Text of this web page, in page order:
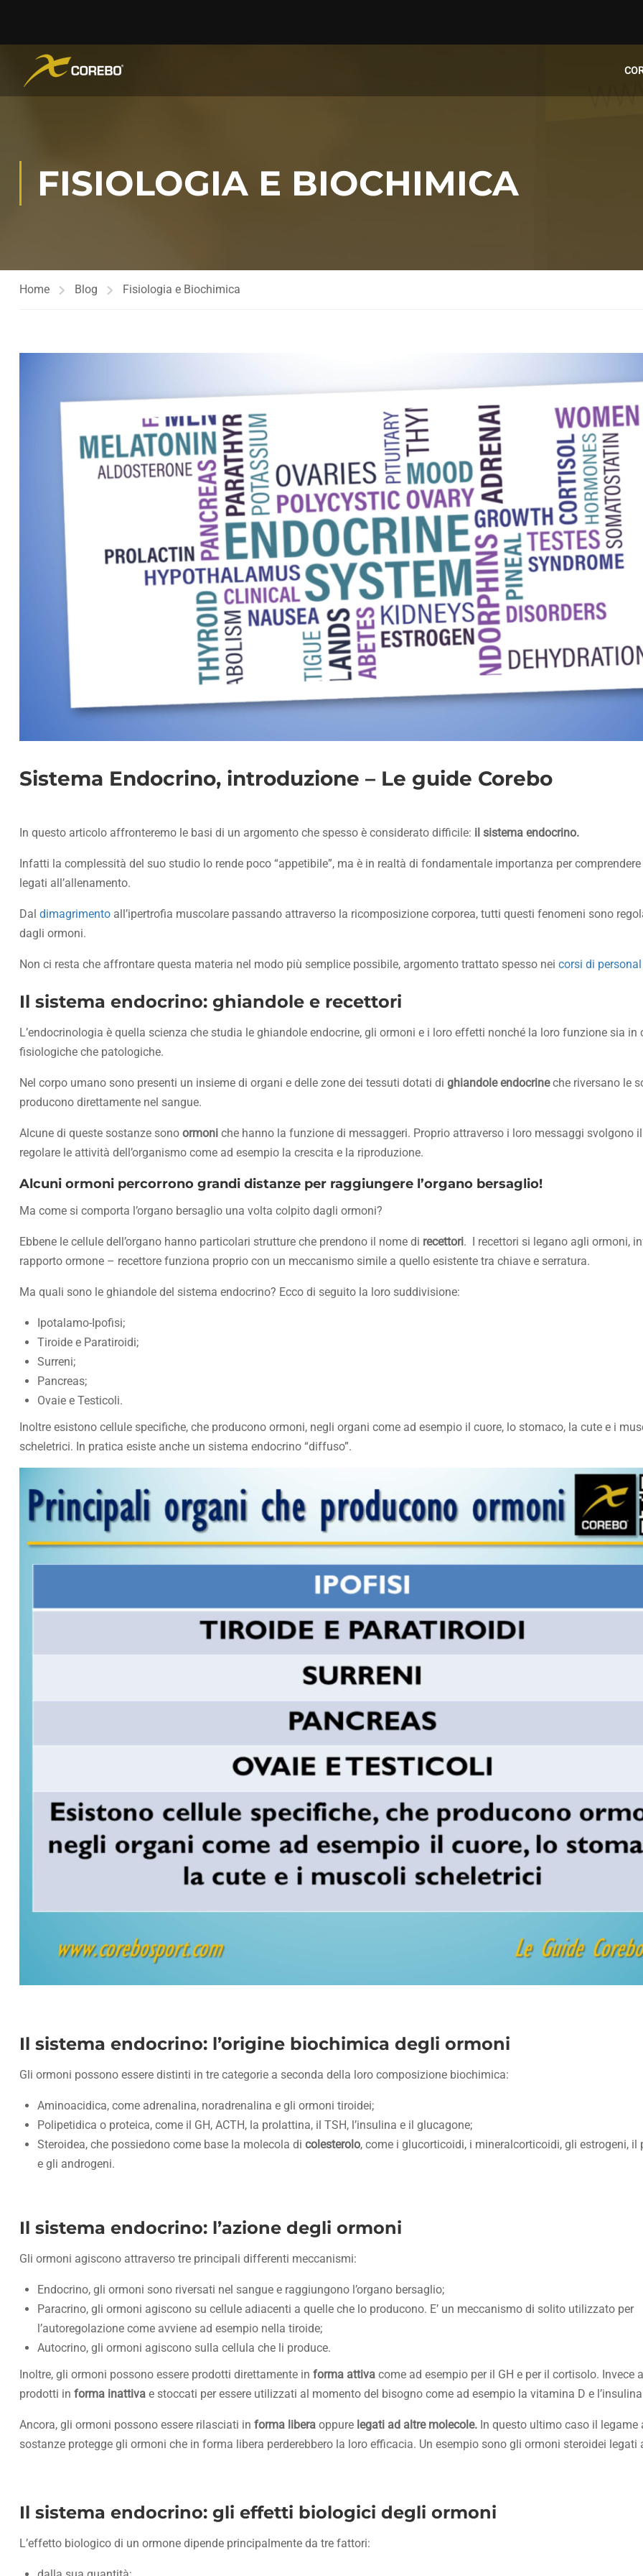
FISIOLOGIA E BIOCHIMICA
Home Blog Fisiologia e Biochimica
Sistema Endocrino, introduzione – Le guide Corebo
In questo articolo affronteremo le basi di un argomento che spesso è considerato difficile: il sistema endocrino.
Infatti la complessità del suo studio lo rende poco “appetibile”, ma è in realtà di fondamentale importanza per
legati all’allenamento.
Dal dimagrimento all’ipertrofia muscolare passando attraverso la ricomposizione corporea, tutti questi fenomeni sono
dagli ormoni.
Non ci resta che affrontare questa materia nel modo più semplice possibile, argomento trattato spesso nei corsi di
Il sistema endocrino: ghiandole e recettori
L’endocrinologia è quella scienza che studia le ghiandole endocrine, gli ormoni e i loro effetti nonché la loro funzione sia in
fisiologiche che patologiche.
Nel corpo umano sono presenti un insieme di organi e delle zone dei tessuti dotati di ghiandole endocrineche riversano le
producono direttamente nel sangue.
Alcune di queste sostanze sono ormoni che hanno la funzione di messaggeri. Proprio attraverso i loro messaggi svolgono
regolare le attività dell’organismo come ad esempio la crescita e la riproduzione.
Alcuni ormoni percorrono grandi distanze per raggiungere l’organo bersaglio!
Ma come si comporta l’organo bersaglio una volta colpito dagli ormoni?
Ebbene le cellule dell’organo hanno particolari strutture che prendono il nome di recettori. I recettori si legano agli ormoni,
rapporto ormone – recettore funziona proprio con un meccanismo simile a quello esistente tra chiave e serratura.
Ma quali sono le ghiandole del sistema endocrino? Ecco di seguito la loro suddivisione:
Ipotalamo-Ipofisi;
Tiroide e Paratiroidi;
Surreni;
Pancreas;
Ovaie e Testicoli.
Inoltre esistono cellule specifiche, che producono ormoni, negli organi come ad esempio il cuore, lo stomaco, la cute e i
scheletrici. In pratica esiste anche un sistema endocrino “diffuso”.
Il sistema endocrino: l’origine biochimica degli ormoni
Gli ormoni possono essere distinti in tre categorie a seconda della loro composizione biochimica:
Aminoacidica, come adrenalina, noradrenalina e gli ormoni tiroidei;
Polipetidica o proteica, come il GH, ACTH, la prolattina, il TSH, l’insulina e il glucagone;
Steroidea, che possiedono come base la molecola di colesterolo, come i glucorticoidi, i mineralcorticoidi, gli estrogeni, il
e gli androgeni.
Il sistema endocrino: l’azione degli ormoni
Gli ormoni agiscono attraverso tre principali differenti meccanismi:
Endocrino, gli ormoni sono riversati nel sangue e raggiungono l’organo bersaglio;
Paracrino, gli ormoni agiscono su cellule adiacenti a quelle che lo producono. E’ un meccanismo di solito utilizzato per
l’autoregolazione come avviene ad esempio nella tiroide;
Autocrino, gli ormoni agiscono sulla cellula che li produce.
Inoltre, gli ormoni possono essere prodotti direttamente in forma attiva come ad esempio per il GH e per il cortisolo. Invece
prodotti in forma inattiva e stoccati per essere utilizzati al momento del bisogno come ad esempio la vitamina D e
Ancora, gli ormoni possono essere rilasciati in forma libera oppure legati ad altre molecole. In questo ultimo caso il legame
sostanze protegge gli ormoni che in forma libera perderebbero la loro efficacia. Un esempio sono gli ormoni steroidei legati
Il sistema endocrino: gli effetti biologici degli ormoni
L’effetto biologico di un ormone dipende principalmente da tre fattori: